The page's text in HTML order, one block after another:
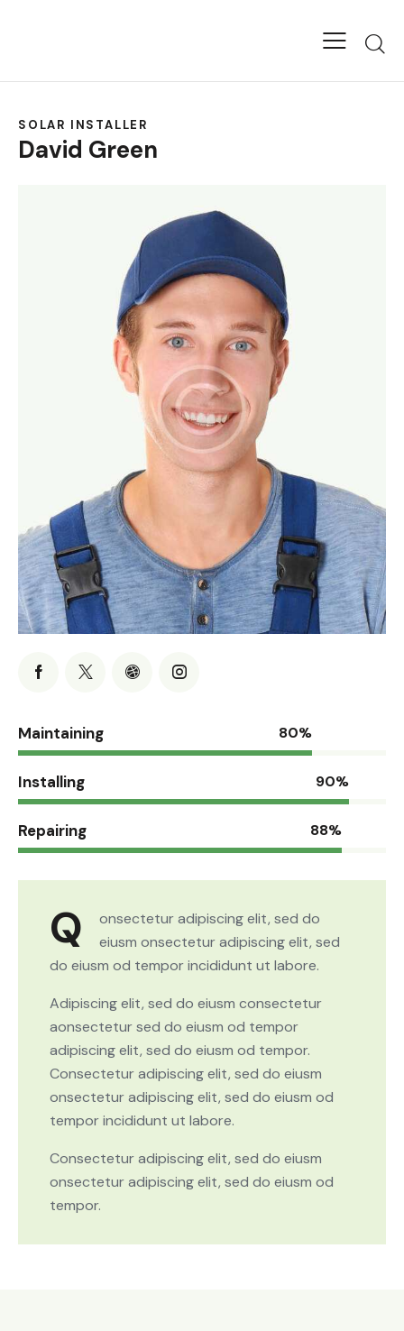
SOLAR INSTALLER
David Green
Maintaining 80%
Installing 90%
Repairing 88%
Q
onsectetur adipiscing elit, sed do
eiusm onsectetur adipiscing elit, sed
do eiusm od tempor incididunt ut labore.
Adipiscing elit, sed do eiusm consectetur
aonsectetur sed do eiusm od tempor
adipiscing elit, sed do eiusm od tempor.
Consectetur adipiscing elit, sed do eiusm
onsectetur adipiscing elit, sed do eiusm od
tempor incididunt ut labore.
Consectetur adipiscing elit, sed do eiusm
onsectetur adipiscing elit, sed do eiusm od
tempor.